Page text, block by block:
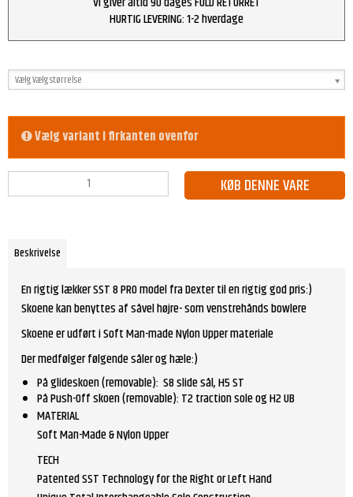
HURTIG LEVERING: 1-2 hverdage
Vælg Vælg størrelse
Vælg variant i firkanten ovenfor
KØB DENNE VARE
Beskrivelse
En rigtig lækker SST 8 PRO model fra Dexter til en rigtig god pris:)
Skoene kan benyttes af såvel højre- som venstrehånds bowlere
Skoene er udført i Soft Man-made Nylon Upper materiale
Der medfølger følgende såler og hæle:)
På glideskoen (removable): S8 slide sål, H5 ST
På Push-Off skoen (removable): T2 traction sole og H2 UB
MATERIAL
Soft Man-Made & Nylon Upper
TECH
Patented SST Technology for the Right or Left Hand